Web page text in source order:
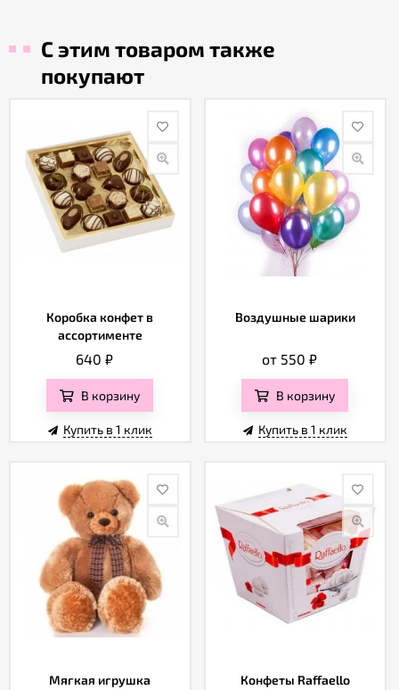
С этим товаром также
покупают
Коробка конфет в
ассортименте
640₽
В корзину
Купить в 1 клик
Воздушные шарики
от 550₽
В корзину
Купить в 1 клик
Мягкая игрушка Конфеты Raffaello